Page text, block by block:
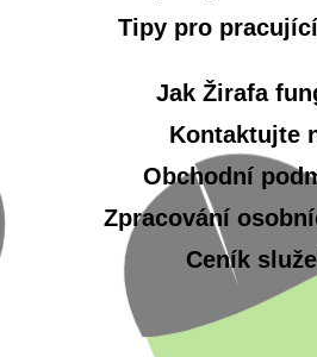
Tipy pro
Jak Žirafa
Kontaktujte
Obchodní
Zpracování
Ceník